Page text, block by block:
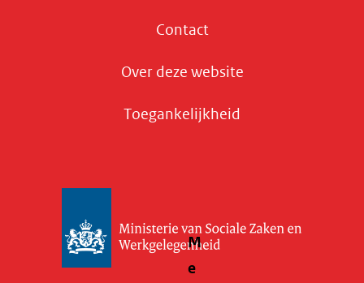
M
e
Contact
Over deze website
Toegankelijkheid